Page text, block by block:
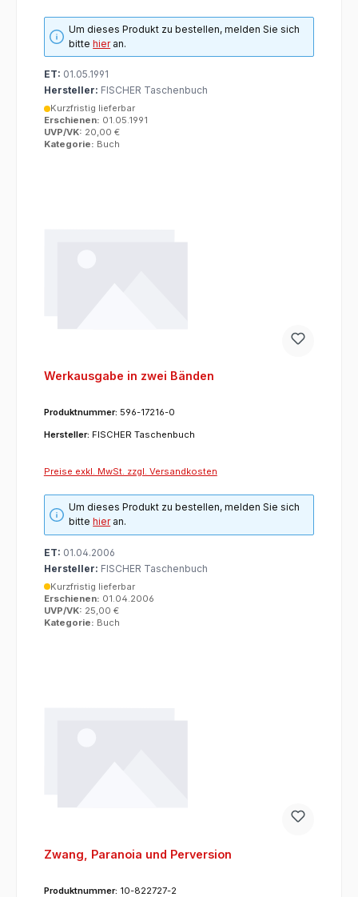
Um dieses Produkt zu bestellen, melden Sie sich
bittehieran.
ET: 01.05.1991
Hersteller: FISCHER Taschenbuch
Kurzfristig lieferbar
Erschienen: 01.05.1991
UVP/VK: 20,00 €
Kategorie: Buch
Werkausgabe in zwei Bänden
Produktnummer: 596-17216-0
Hersteller: FISCHER Taschenbuch
Preise exkl. MwSt. zzgl. Versandkosten
Um dieses Produkt zu bestellen, melden Sie sich
bittehieran.
ET: 01.04.2006
Hersteller: FISCHER Taschenbuch
Kurzfristig lieferbar
Erschienen: 01.04.2006
UVP/VK: 25,00 €
Kategorie: Buch
Zwang, Paranoia und Perversion
Produktnummer: 10-822727-2